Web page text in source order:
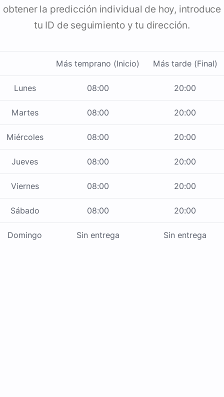
obtener la predicción individual de hoy, introduce
tu ID de seguimiento y tu dirección.
Más temprano (Inicio) Más tarde (Final)
Lunes 08:00 20:00
Martes 08:00 20:00
Miércoles 08:00 20:00
Jueves 08:00 20:00
Viernes 08:00 20:00
Sábado 08:00 20:00
Domingo Sin entrega Sin entrega